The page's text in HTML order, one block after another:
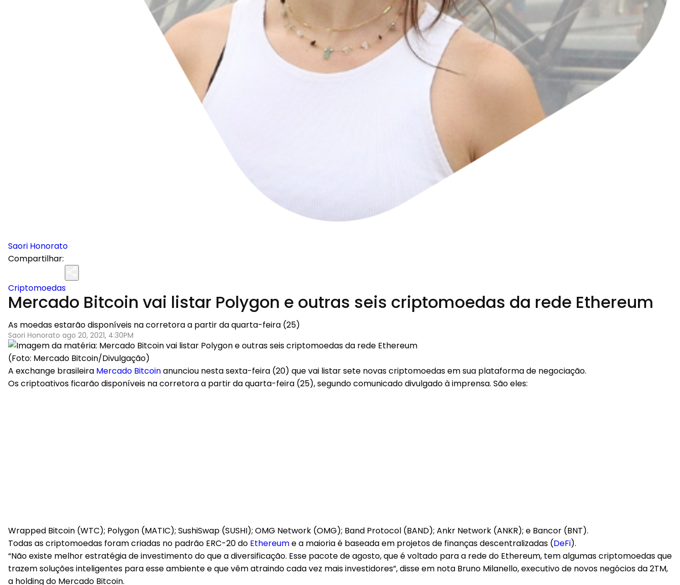
Saori Honorato
Compartilhar:
Criptomoedas
Mercado Bitcoin vai listar Polygon e outras seis criptomoedas da rede Ethereum
As moedas estarão disponíveis na corretora a partir da quarta-feira (25)
Saori Honorato ago 20, 2021, 4:30PM
(Foto: Mercado Bitcoin/Divulgação)
A exchange brasileira Mercado Bitcoinanunciou nesta sexta-feira (20) que vai listar sete novas criptomoedas em sua plataforma de negociação.
Os criptoativos ficarão disponíveis na corretora a partir da quarta-feira (25), segundo comunicado divulgado à imprensa. São eles:
Wrapped Bitcoin (WTC); Polygon (MATIC); SushiSwap (SUSHI); OMG Network (OMG); Band Protocol (BAND); Ankr Network (ANKR); e Bancor (BNT).
Todas as criptomoedas foram criadas no padrão ERC-20 do Ethereume a maioria é baseada em projetos de finanças descentralizadas (DeFi).
“Não existe melhor estratégia de investimento do que a diversificação. Esse pacote de agosto, que é voltado para a rede do Ethereum, tem algumas criptomoedas que
trazem soluções inteligentes para esse ambiente e que vêm atraindo cada vez mais investidores”, disse em nota Bruno Milanello, executivo de novos negócios da 2TM,
a holding do Mercado Bitcoin.